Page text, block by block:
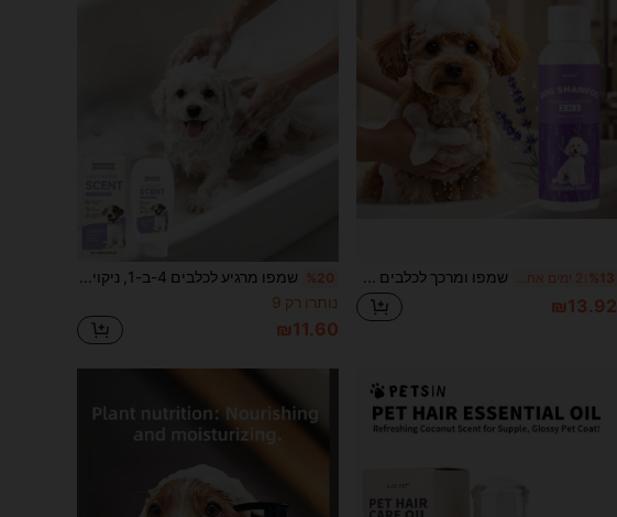
%13 2 ימים אחרונים
₪13.92
%20
נותרו רק 9
₪11.60